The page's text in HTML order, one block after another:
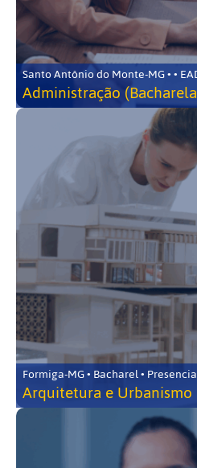
Santo Antônio do Monte-
Administração
Formiga-MG • Bacharel •
Arquitetura e Urbanismo